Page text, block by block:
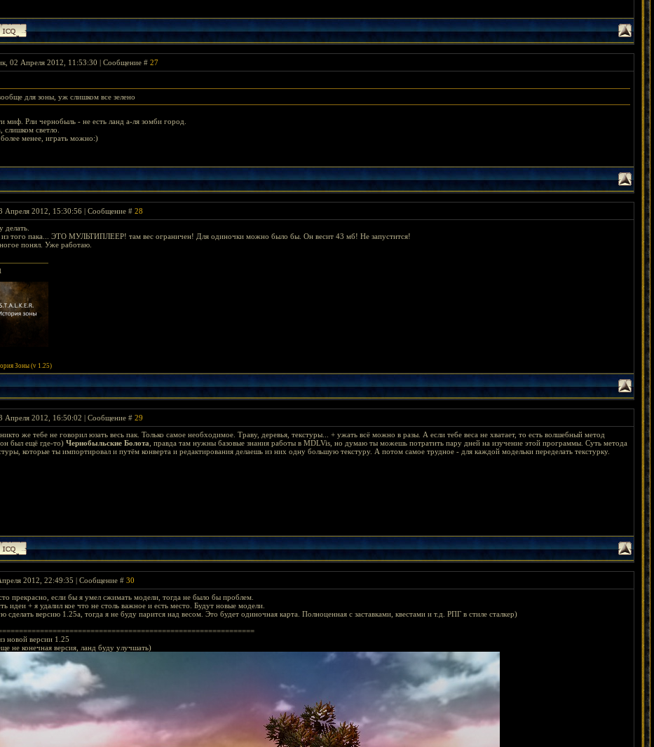
02 Апреля 2012, 11:53:30 | Сообщение # 27
для зоны, уж слишком все зелено
миф. Рли чернобыль - не есть ланд а-ля зомби город.
светло.
более менее, играть можно:)
Апреля 2012, 15:30:56 | Сообщение # 28
делать.
из того пака... ЭТО МУЛЬТИПЛЕЕР! там вес ограничен! Для одиночки можно было бы. Он весит 43 мб! Не запустится!
понял. Уже работаю.
Зоны (v 1.25)
Апреля 2012, 16:50:02 | Сообщение # 29
, никто же тебе не говорил юзать весь пак. Только самое необходимое. Траву, деревья, текстуры... + ужать всё можно в разы. А если тебе веса не хватает, то есть волшебный метод
был ещё где-то) Чернобыльские Болота , правда там нужны базовые знания работы в MDLVis, но думаю ты можешь потратить пару дней на изучение этой программы. Суть метода
которые ты импортировал и путём конверта и редактирования делаешь из них одну большую текстуру. А потом самое трудное - для каждой модельки переделать текстурку.
2012, 22:49:35 | Сообщение # 30
прекрасно, если бы я умел сжимать модели, тогда не было бы проблем.
идеи + я удалил кое что не столь важное и есть место. Будут новые модели.
сделать версию 1.25а, тогда я не буду парится над весом. Это будет одиночная карта. Полноценная с заставками, квестами и т.д. РПГ в стиле сталкер)
новой версии 1.25
не конечная версия, ланд буду улучшать)